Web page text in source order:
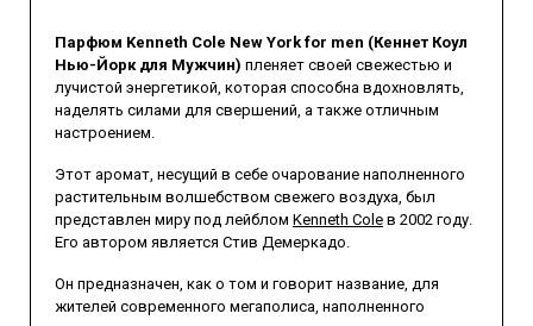
Парфюм Kenneth Cole New York for men (Кеннет Коул
Нью-Йорк для Мужчин) пленяет своей свежестью и
лучистой энергетикой, которая способна вдохновлять,
наделять силами для свершений, а также отличным
настроением.
Этот аромат, несущий в себе очарование наполненного
растительным волшебством свежего воздуха, был
представлен миру под лейблом Kenneth Cole в 2002 году.
Его автором является Стив Демеркадо.
Он предназначен, как о том и говорит название, для
жителей современного мегаполиса, наполненного